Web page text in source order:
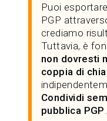
Puoi
PGP
crediamo
Tuttavia, è
non dovresti
coppia di
Condividi
pubblica PGP